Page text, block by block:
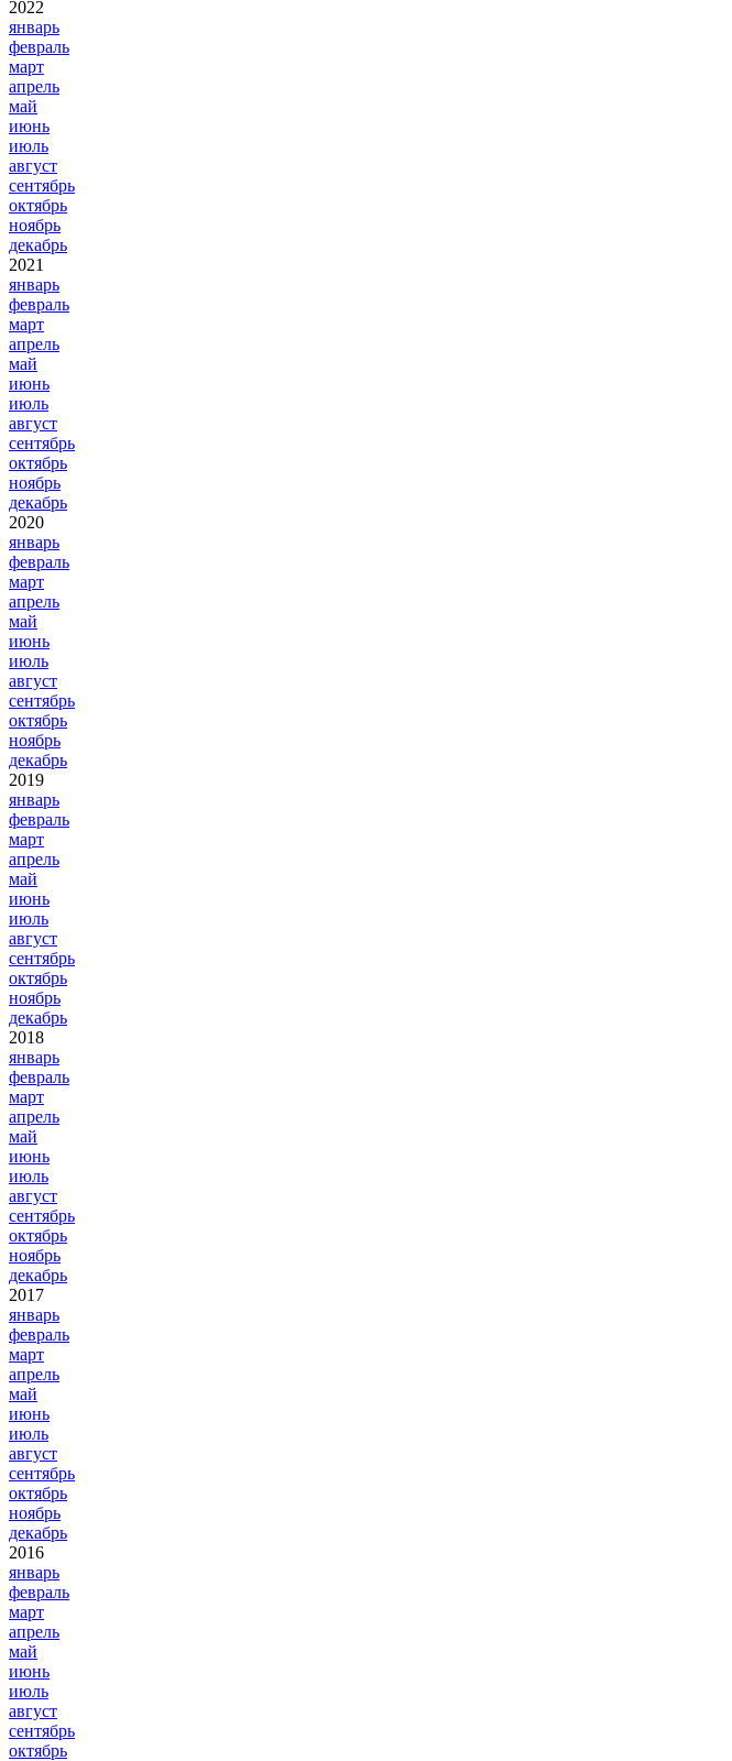
2022
январь
февраль
март
апрель
май
июнь
июль
август
сентябрь
октябрь
ноябрь
декабрь
2021
январь
февраль
март
апрель
май
июнь
июль
август
сентябрь
октябрь
ноябрь
декабрь
2020
январь
февраль
март
апрель
май
июнь
июль
август
сентябрь
октябрь
ноябрь
декабрь
2019
январь
февраль
март
апрель
май
июнь
июль
август
сентябрь
октябрь
ноябрь
декабрь
2018
январь
февраль
март
апрель
май
июнь
июль
август
сентябрь
октябрь
ноябрь
декабрь
2017
январь
февраль
март
апрель
май
июнь
июль
август
сентябрь
октябрь
ноябрь
декабрь
2016
январь
февраль
март
апрель
май
июнь
июль
август
сентябрь
октябрь